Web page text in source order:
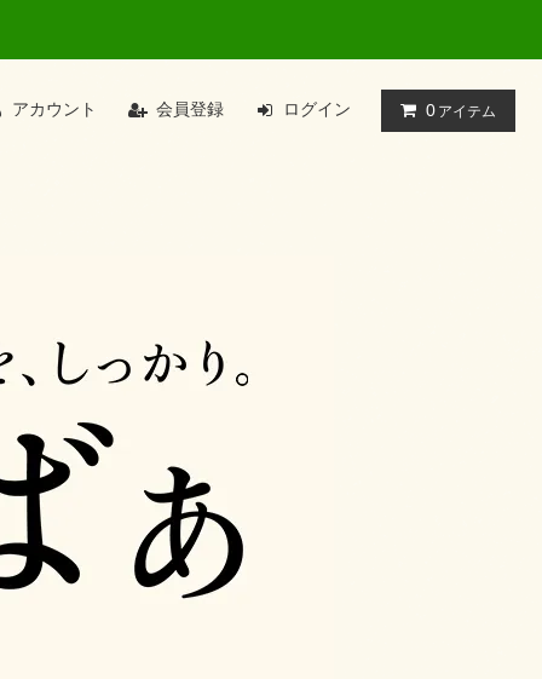
アカウント 会員登録 ログイン 0 アイテム